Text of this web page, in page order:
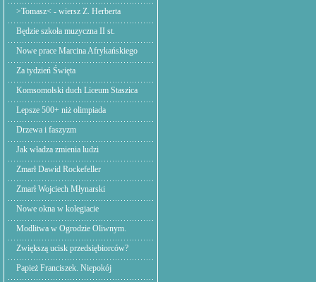
>Tomasz< - wiersz Z. Herberta
Będzie szkoła muzyczna II st.
Nowe prace Marcina Afrykańskiego
Za tydzień Święta
Komsomolski duch Liceum Staszica
Lepsze 500+ niż olimpiada
Drzewa i faszyzm
Jak władza zmienia ludzi
Zmarł Dawid Rockefeller
Zmarł Wojciech Młynarski
Nowe okna w kolegiacie
Modlitwa w Ogrodzie Oliwnym.
Zwiększą ucisk przedsiębiorców?
Papież Franciszek. Niepokój